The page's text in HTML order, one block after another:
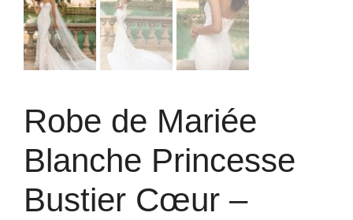
Robe de Mariée
Blanche Princesse
Bustier Cœur –